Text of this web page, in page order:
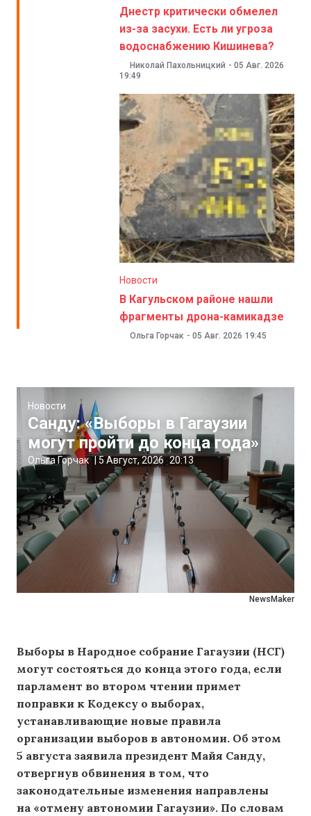
Днестр критически обмелел
из-за засухи. Есть ли угроза
водоснабжению Кишинева?
Николай Пахольницкий - 05 Авг. 2026
19:49
Новости
В Кагульском районе нашли
фрагменты дрона-камикадзе
Ольга Горчак - 05 Авг. 2026 19:45
NewsMaker
Новости
Санду: «Выборы в Гагаузии
могут пройти до конца года»
Ольга Горчак |5 Август, 2026 20:13
Выборы в Народное собрание Гагаузии (НСГ)
могут состояться до конца этого года, если
парламент во втором чтении примет
поправки к Кодексу о выборах,
устанавливающие новые правила
организации выборов в автономии. Об этом
5 августа заявила президент Майя Санду,
отвергнув обвинения в том, что
законодательные изменения направлены
на «отмену автономии Гагаузии». По словам